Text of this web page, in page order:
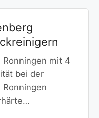
Ronningen mit 4
bei der
Ronningen